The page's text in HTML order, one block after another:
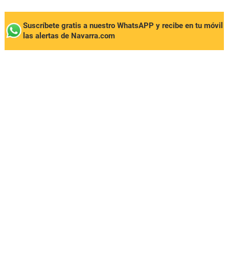
Suscríbete gratis a nuestro WhatsAPP y recibe en tu móvil
las alertas de Navarra.com